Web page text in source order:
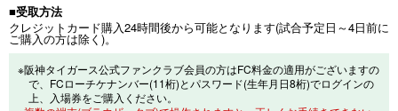
■受取方法
クレジットカード購入24時間後から可能となります(試合予定日～4日前に
ご購入の方は除く)。
※阪神タイガース公式ファンクラブ会員の方はFC料金の適用がございますの
で、FCローチケナンバー(11桁)とパスワード(生年月日8桁)でログインの
上、入場券をご購入ください。